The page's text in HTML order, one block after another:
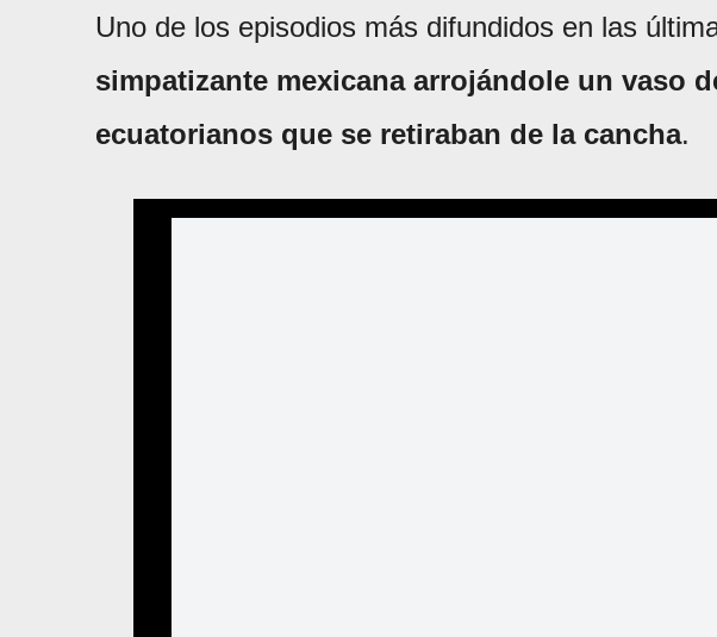
Uno de los episodios más difundidos en las
simpatizante mexicana arrojándole un vaso
ecuatorianos que se retiraban de la cancha.